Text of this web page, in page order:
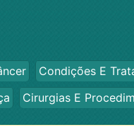
Condições E
Cirurgias E